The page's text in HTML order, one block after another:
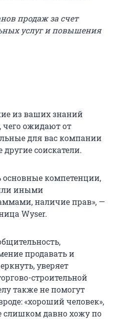
продаж за счет
услуг и повышения
из ваших знаний
чего ожидают от
для вас компании
соискатели.
основные компетенции,
иными
наличие прав», —
Wyser.
продавать и
уверяет
строительной
также не помогут
«хороший человек»,
слишком давно хожу по